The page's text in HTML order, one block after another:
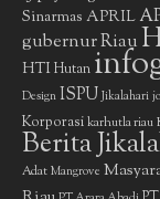
Sinarmas APRIL
gubernur Riau
HTIHutan
Design ISPU Jikalahari
Korporasikarhutla riau
Berita
Adat Mangrove